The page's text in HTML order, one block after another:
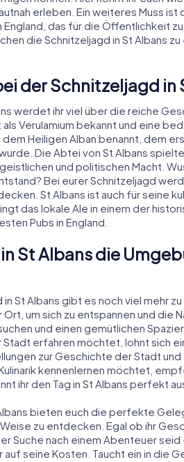
erleben. Ein weiteres Muss ist
das für die Öffentlichkeit
die Schnitzeljagd in St Albans
der Schnitzeljagd in
werdet ihr viel über die reiche
Verulamium bekannt und eine
Heiligen Alban benannt, dem
Die Abtei von St Albans
und politischen Macht.
Bei eurer Schnitzeljagd
St Albans ist auch für seine
das lokale Ale in einem der
Pubs in England.
St Albans die
St Albans gibt es noch viel mehr
um sich zu entspannen und die
und einen gemütlichen
erfahren möchtet, lohnt sich
zur Geschichte der Stadt
kennenlernen möchtet,
ihr den Tag in St Albans perfekt
bieten euch die perfekte
zu entdecken. Egal ob ihr
Suche nach einem Abenteuer seid
seine Kosten. Taucht ein in die